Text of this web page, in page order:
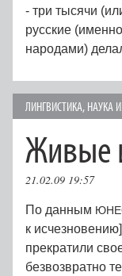
- три тысячи
русские
народами)
ЛИНГВИСТИКА, НАУКА
Живые
21.02.09 19:57
По данным
к
прекратили
безвозвратно